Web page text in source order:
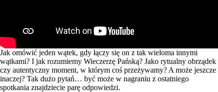
Jak omówić jeden wątek, gdy łączy się on z tak wieloma innymi
wątkami? I jak rozumiemy Wieczerzę Pańską? Jako rytualny obrządek
czy autentyczny moment, w którym coś przeżywamy? A może jeszcze
inaczej? Tak dużo pytań… być może w nagraniu z ostatniego
spotkania znajdziecie parę odpowiedzi.